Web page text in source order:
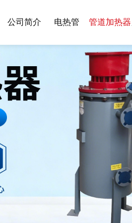
公司简介 电热管 管道加热器